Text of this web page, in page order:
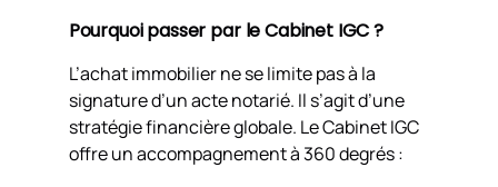
Pourquoi passer par le Cabinet IGC ?
L’achat immobilier ne se limite pas à la
signature d’un acte notarié. Il s’agit d’une
stratégie financière globale. Le Cabinet IGC
offre un accompagnement à 360 degrés :